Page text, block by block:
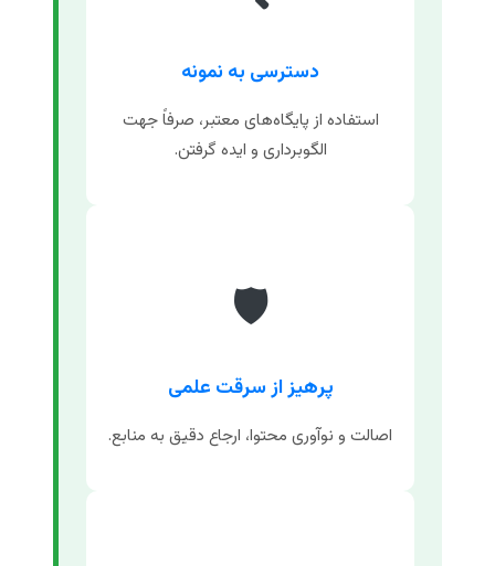
دسترسی به نمونه
استفاده از پایگاه‌های معتبر، صرفاً جهت
الگوبرداری و ایده گرفتن.
🛡️
پرهیز از سرقت علمی
اصالت و نوآوری محتوا، ارجاع دقیق به منابع.